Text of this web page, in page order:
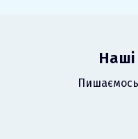
Наші